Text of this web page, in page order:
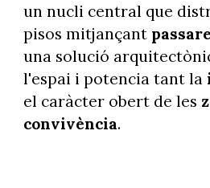
un nucli central que
pisos mitjançant
una solució
l'espai i potencia tant la
el caràcter obert de les
convivència.